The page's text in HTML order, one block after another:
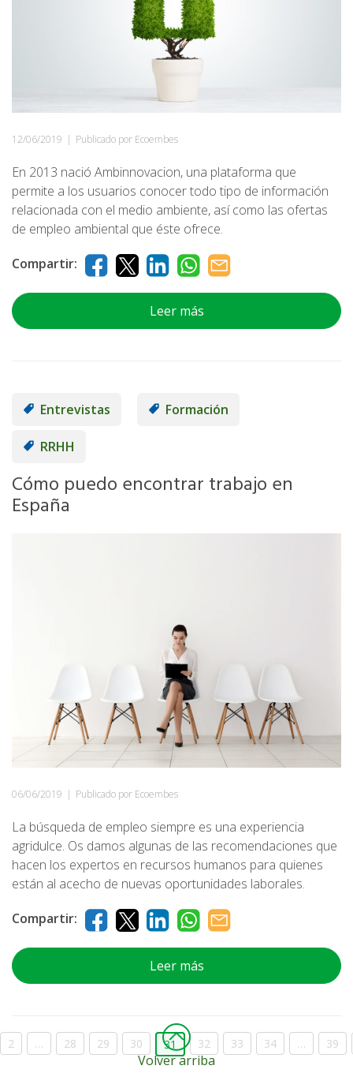
12/06/2019 | Publicado por Ecoembes
En 2013 nació Ambinnovacion, una plataforma que
permite a los usuarios conocer todo tipo de información
relacionada con el medio ambiente, así como las ofertas
de empleo ambiental que éste ofrece.
Compartir:
Leer más
Entrevistas Formación
RRHH
Cómo puedo encontrar trabajo en
España
06/06/2019 | Publicado por Ecoembes
La búsqueda de empleo siempre es una experiencia
agridulce. Os damos algunas de las recomendaciones que
hacen los expertos en recursos humanos para quienes
están al acecho de nuevas oportunidades laborales.
Compartir:
Leer más
2 … 28 29 30 31 32 33 34 … 39
Volver arriba